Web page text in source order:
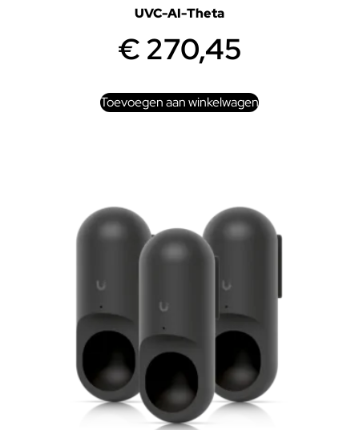
UVC-AI-Theta
€270,45
Toevoegen aan winkelwagen